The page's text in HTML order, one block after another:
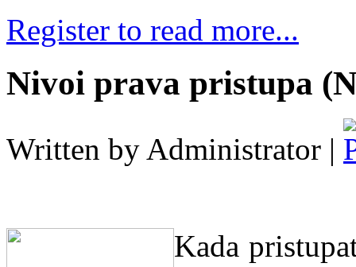
Register to read more...
Nivoi prava pristupa
Written by Administrator |
Kada